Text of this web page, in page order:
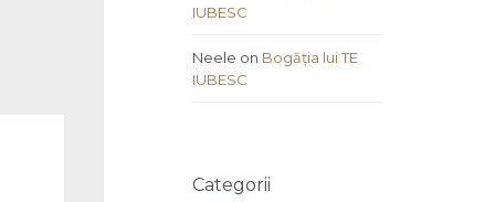
IUBESC
Neele on Bogăția lui TE
IUBESC
Categorii